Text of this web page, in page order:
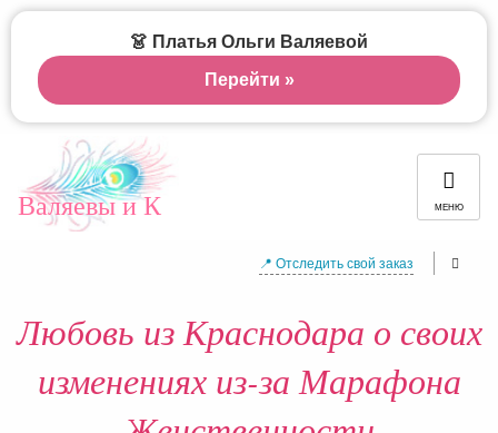
Валяевы и К МЕНЮ
📍 Отследить свой заказ
Любовь из Краснодара о своих
изменениях из-за Марафона
👗 Платья Ольги Валяевой
Перейти »